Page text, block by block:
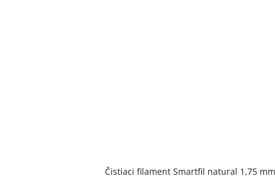
Čistiaci filament Smartfil natural 1,75